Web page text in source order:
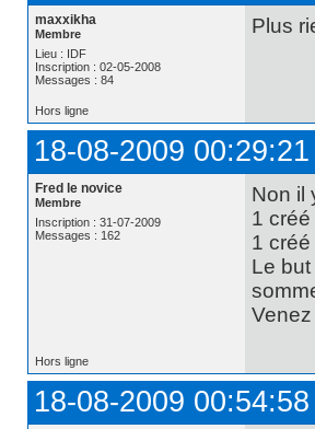
maxxikha
Membre
Lieu : IDF
Inscription : 02-05-2008
Messages : 84
Plus
Hors ligne
18-08-2009 00:29:21
Fred le novice
Membre
Inscription : 31-07-2009
Messages : 162
Non il
1
1
Le
Hors ligne
18-08-2009 00:54:58